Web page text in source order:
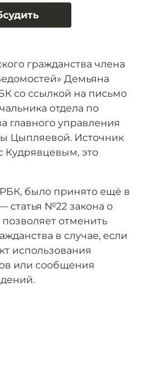
гражданства члена
Демьяна
со ссылкой на письмо
отдела по
главного управления
Цыпляевой. Источник
Кудрявцевым, это
было принято ещё в
статья №22 закона о
позволяет отменить
в случае, если
использования
или сообщения